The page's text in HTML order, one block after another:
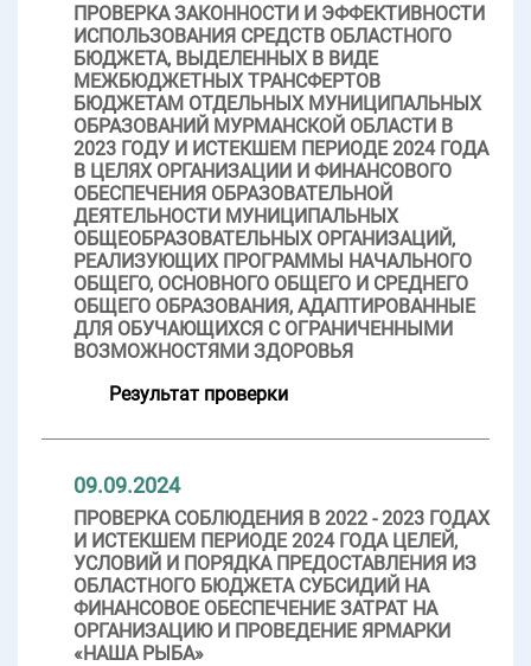
ПРОВЕРКА ЗАКОННОСТИ И ЭФФЕКТИВНОСТИ
ИСПОЛЬЗОВАНИЯ СРЕДСТВ ОБЛАСТНОГО
БЮДЖЕТА, ВЫДЕЛЕННЫХ В ВИДЕ
МЕЖБЮДЖЕТНЫХ ТРАНСФЕРТОВ
БЮДЖЕТАМ ОТДЕЛЬНЫХ МУНИЦИПАЛЬНЫХ
ОБРАЗОВАНИЙ МУРМАНСКОЙ ОБЛАСТИ В
2023 ГОДУ И ИСТЕКШЕМ ПЕРИОДЕ 2024 ГОДА
В ЦЕЛЯХ ОРГАНИЗАЦИИ И ФИНАНСОВОГО
ОБЕСПЕЧЕНИЯ ОБРАЗОВАТЕЛЬНОЙ
ДЕЯТЕЛЬНОСТИ МУНИЦИПАЛЬНЫХ
ОБЩЕОБРАЗОВАТЕЛЬНЫХ ОРГАНИЗАЦИЙ,
РЕАЛИЗУЮЩИХ ПРОГРАММЫ НАЧАЛЬНОГО
ОБЩЕГО, ОСНОВНОГО ОБЩЕГО И СРЕДНЕГО
ОБЩЕГО ОБРАЗОВАНИЯ, АДАПТИРОВАННЫЕ
ДЛЯ ОБУЧАЮЩИХСЯ С ОГРАНИЧЕННЫМИ
ВОЗМОЖНОСТЯМИ ЗДОРОВЬЯ
Результат проверки
09.09.2024
ПРОВЕРКА СОБЛЮДЕНИЯ В 2022 - 2023 ГОДАХ
И ИСТЕКШЕМ ПЕРИОДЕ 2024 ГОДА ЦЕЛЕЙ,
УСЛОВИЙ И ПОРЯДКА ПРЕДОСТАВЛЕНИЯ ИЗ
ОБЛАСТНОГО БЮДЖЕТА СУБСИДИЙ НА
ФИНАНСОВОЕ ОБЕСПЕЧЕНИЕ ЗАТРАТ НА
ОРГАНИЗАЦИЮ И ПРОВЕДЕНИЕ ЯРМАРКИ
«НАША РЫБА»